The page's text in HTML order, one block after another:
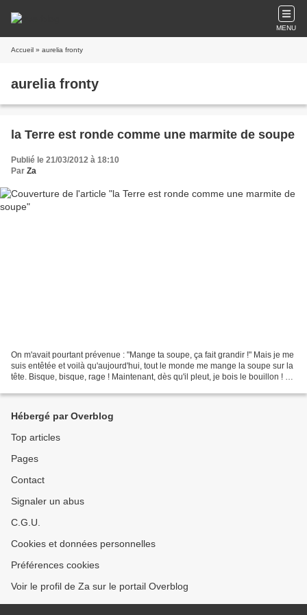
MENU
Accueil » aurelia fronty
aurelia fronty
la Terre est ronde comme une marmite de soupe
Publié le 21/03/2012 à 18:10
Par Za
On m'avait pourtant prévenue : "Mange ta soupe, ça fait grandir !" Mais je me
suis entêtée et voilà qu'aujourd'hui, tout le monde me mange la soupe sur la
tête. Bisque, bisque, rage ! Maintenant, dès qu'il pleut, je bois le bouillon ! Je
Hébergé par Overblog
Top articles
Pages
Contact
Signaler un abus
C.G.U.
Cookies et données personnelles
Préférences cookies
Voir le profil de Za sur le portail Overblog